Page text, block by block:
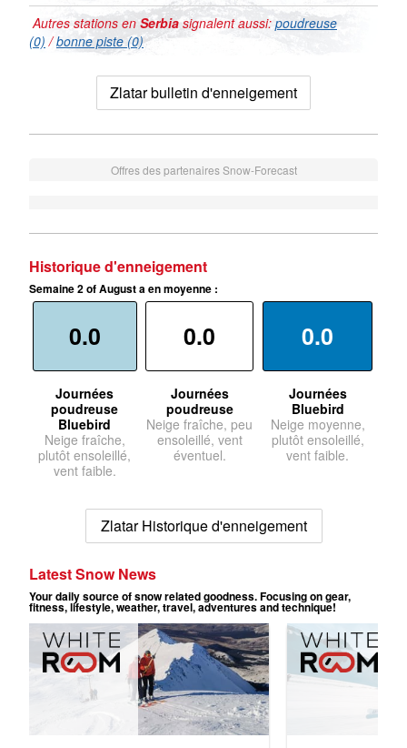
Autres stations en Serbiasignalent aussi: poudreuse
(0) /bonne piste (0)
Zlatar bulletin d'enneigement
Offres des partenaires Snow-Forecast
Historique d'enneigement
Semaine 2 of August a en moyenne :
0.0
Journées
poudreuse
Bluebird
Neige fraîche,
plutôt ensoleillé,
vent faible.
0.0
Journées
poudreuse
Neige fraîche, peu
ensoleillé, vent
éventuel.
0.0
Journées
Bluebird
Neige moyenne,
plutôt ensoleillé,
vent faible.
Zlatar Historique d'enneigement